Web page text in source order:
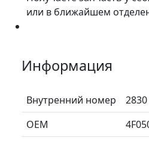
или в ближайшем
Информация
Внутренний номер
2830
ОЕМ